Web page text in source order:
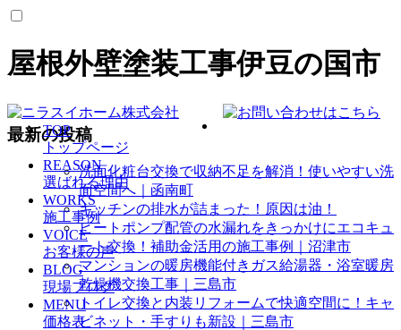
屋根外壁塗装工事伊豆の国市
TOP
トップページ
REASON
選ばれる理由
WORKS
施工事例
VOICE
お客様の声
BLOG
現場ブログ
MENU
価格表
最新の投稿
洗面化粧台交換で収納不足を解消！使いやすい洗
面空間へ｜函南町
キッチンの排水が詰まった！原因は油！
ヒートポンプ配管の水漏れをきっかけにエコキュ
ート交換！補助金活用の施工事例｜沼津市
マンションの暖房機能付きガス給湯器・浴室暖房
乾燥機交換工事｜三島市
トイレ交換と内装リフォームで快適空間に！キャ
ビネット・手すりも新設｜三島市